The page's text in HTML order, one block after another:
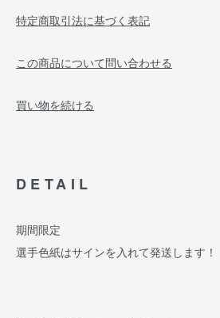
特定商取引法に基づく表記
この商品について問い合わせる
買い物を続ける
DETAIL
期間限定
選手色紙はサインを入れて発送します！